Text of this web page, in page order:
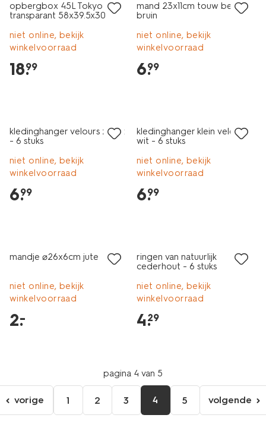
opbergbox 45L Tokyo
transparant 58x39.5x30
niet online, bekijk
winkelvoorraad
18.
99
mand 23x11cm touw beige-
bruin
niet online, bekijk
winkelvoorraad
6.
99
kledinghanger velours zwart
- 6 stuks
niet online, bekijk
winkelvoorraad
6.
99
kledinghanger klein velours
wit - 6 stuks
niet online, bekijk
winkelvoorraad
6.
99
mandje ⌀26x6cm jute
niet online, bekijk
winkelvoorraad
2.
–
ringen van natuurlijk
cederhout - 6 stuks
niet online, bekijk
winkelvoorraad
4.
29
pagina 4 van 5
ga
naar
vorige 1 2 3 4 5
pagina
volgende